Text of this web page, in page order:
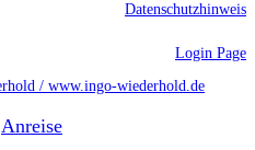
Datenschutzhinweis
Login Page
/ www.ingo-wiederhold.de
Anreise